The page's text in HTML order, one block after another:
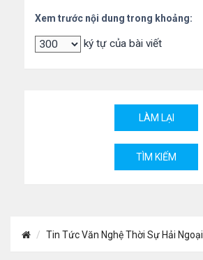
Xem trước nội dung trong khoảng:
ký tự của bài viết
Tin Tức Văn Nghệ Thời Sự Hải Ngoại